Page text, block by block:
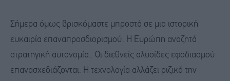
Σήμερα όμως βρισκόμαστε μπροστά σε μια ιστορική
ευκαιρία επαναπροσδιορισμού. Η Ευρώπη αναζητά
στρατηγική αυτονομία.. Οι διεθνείς αλυσίδες εφοδιασμού
επανασχεδιάζονται. Η τεχνολογία αλλάζει ριζικά την